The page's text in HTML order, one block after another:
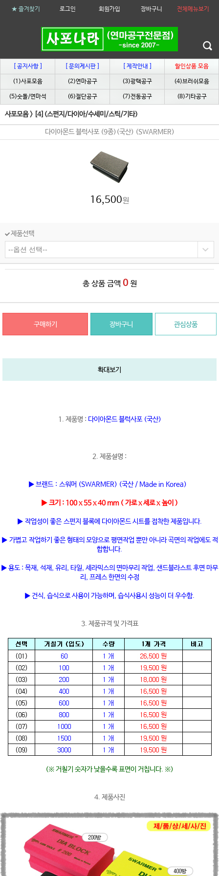
★ 즐겨찾기 로그인 회원가입 장바구니 전체메뉴보기
[ 공지사항 ] [ 문의게시판 ] [ 제작안내 ] 할인상품 모음
(1)사포모음 (2)연마공구 (3)광택공구 (4)브러쉬모음
(5)숫돌/연마석 (6)절단공구 (7)전동공구 (8)기타공구
사포모음> [4](스펀지/다이아/수세미/스틱/기타)
다이아몬드 블럭사포 (9종)(국산) (SWARMER)
16,500원
제품선택
총 상품 금액 0 원
구매하기 장바구니 관심상품
확대보기
1. 제품명 : 다이아몬드 블럭사포 (국산)
2. 제품설명 :
▶ 브랜드 : 스워머 (SWARMER) (국산 / Made in Korea)
▶ 크기 : 100 x 55 x 40 mm ( 가로 x 세로 x 높이 )
▶ 작업성이 좋은 스펀지 블록에 다이아몬드 시트를 접착한 제품입니다.
▶ 가볍고 작업하기 좋은 형태의 모양으로 평면작업 뿐만 아니라 곡면의 작업에도 적
합합니다.
▶ 용도 : 목재, 석재, 유리, 타일, 세라믹스의 면마무리 작업, 샌드블라스트 후면 마무
리, 프레스 한면의 수정
▶ 건식, 습식으로 사용이 가능하며, 습식사용시 성능이 더 우수함.
3. 제품규격 및 가격표
(※ 거칠기 숫자가 낮을수록 표면이 거칩니다. ※)
4. 제품사진